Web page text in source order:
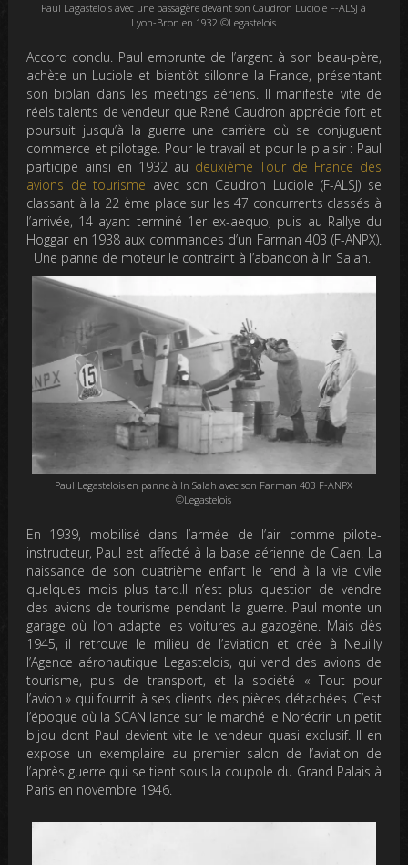
Paul Lagastelois avec une passagère devant son Caudron Luciole F-ALSJ à
Lyon-Bron en 1932 ©Legastelois
Accord conclu. Paul emprunte de l’argent à son beau-père,
achète un Luciole et bientôt sillonne la France, présentant
son biplan dans les meetings aériens. Il manifeste vite de
réels talents de vendeur que René Caudron apprécie fort et
poursuit jusqu’à la guerre une carrière où se conjuguent
commerce et pilotage. Pour le travail et pour le plaisir : Paul
participe ainsi en 1932 au deuxième Tour de France des
avions de tourisme avec son Caudron Luciole (F-ALSJ) se
classant à la 22 ème place sur les 47 concurrents classés à
l’arrivée, 14 ayant terminé 1er ex-aequo, puis au Rallye du
Hoggar en 1938 aux commandes d’un Farman 403 (F-ANPX).
Une panne de moteur le contraint à l’abandon à In Salah.
Paul Legastelois en panne à In Salah avec son Farman 403 F-ANPX
©Legastelois
En 1939, mobilisé dans l’armée de l’air comme pilote-
instructeur, Paul est affecté à la base aérienne de Caen. La
naissance de son quatrième enfant le rend à la vie civile
quelques mois plus tard.Il n’est plus question de vendre
des avions de tourisme pendant la guerre. Paul monte un
garage où l’on adapte les voitures au gazogène. Mais dès
1945, il retrouve le milieu de l’aviation et crée à Neuilly
l’Agence aéronautique Legastelois, qui vend des avions de
tourisme, puis de transport, et la société « Tout pour
l’avion » qui fournit à ses clients des pièces détachées. C’est
l’époque où la SCAN lance sur le marché le Norécrin un petit
bijou dont Paul devient vite le vendeur quasi exclusif. Il en
expose un exemplaire au premier salon de l’aviation de
l’après guerre qui se tient sous la coupole du Grand Palais à
Paris en novembre 1946.